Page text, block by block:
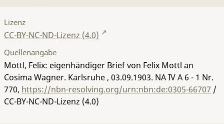
Lizenz
CC-BY-NC-ND-Lizenz (4.0)
Quellenangabe
Mottl, Felix: eigenhändiger Brief von Felix Mottl an
Cosima Wagner. Karlsruhe , 03.09.1903. NA IV A 6 - 1 Nr.
770, https://nbn-resolving.org/urn:nbn:de:0305-66707 /
CC-BY-NC-ND-Lizenz (4.0)